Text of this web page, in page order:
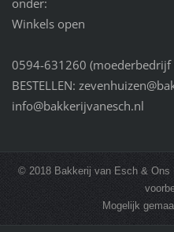
Winkels open
0594-631260 (moederbedrijf
BESTELLEN:
info@bakkerijvanesch.nl
© 2018 Bakkerij van Esch & Ons
Mogelijk